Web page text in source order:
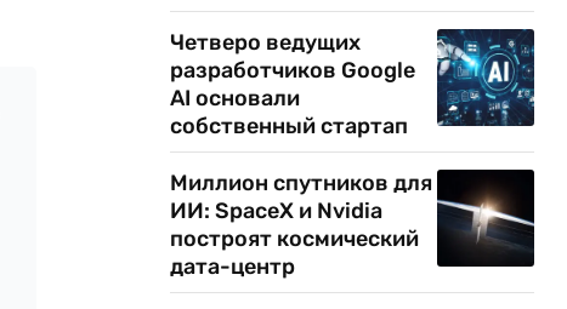
Четверо ведущих
разработчиков Google
AI основали
собственный стартап
Миллион спутников для
ИИ: SpaceX и Nvidia
построят космический
дата-центр